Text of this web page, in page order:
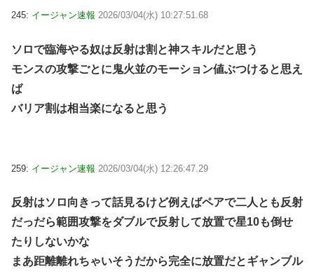
245: イージャン速報 2026/03/04(水) 10:27:51.68
ソロで臨海やる奴は反射は割と神スキルだと思う
モンスの攻撃ごとに鬼火並のモーション値ぶつけると思え
ば
バリア割は相当楽になると思う
259: イージャン速報 2026/03/04(水) 12:26:47.29
反射はソロ向きって話見るけど例えばペアで二人とも反射
だっだら範囲攻撃をダブルで反射して放置で星10も倒せ
たりしないかな
まあ距離離れちゃいそうだから完全に放置だとギャンブル